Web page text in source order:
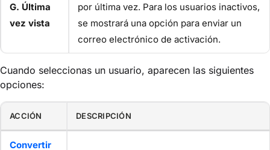
G. Última
vez vista
por última vez. Para los usuarios inactivos,
se mostrará una opción para enviar un
correo electrónico de activación.
Cuando seleccionas un usuario, aparecen las siguientes
opciones:
ACCIÓN DESCRIPCIÓN
Convertir